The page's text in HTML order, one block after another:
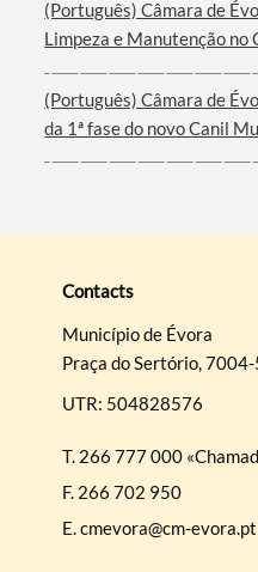
(Português) Câmara de
Limpeza e Manutenção no
(Português) Câmara de
da 1ª fase do novo Canil
Contacts
Município de Évora
Praça do Sertório,
UTR: 504828576
T. 266 777 000
F. 266 702 950
E.cmevora@cm-evora.pt